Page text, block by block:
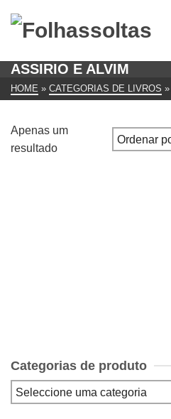
ASSIRIO E ALVIM
HOME » CATEGORIAS DE LIVROS »
Apenas um
resultado
Categorias de produto